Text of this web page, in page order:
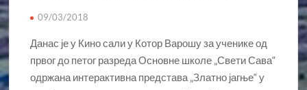
09/03/2018
Данас је у Кино сали у Котор Варошу за ученике од
првог до петог разреда Основне школе „Свети Сава“
одржана интерактивна представа „Златно јагње“ у